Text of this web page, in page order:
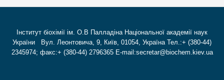
Інститут біохімії ім. О.В Палладіна Національної академії наук
України Вул. Леонтовича, 9, Київ, 01054, Україна Тел.:+ (380-44)
2345974; факс:+ (380-44) 2796365 E-mail:secretar@biochem.kiev.ua